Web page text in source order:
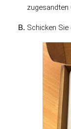
zugesandten
Schicken